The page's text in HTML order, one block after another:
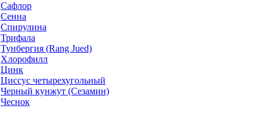
Сафлор
Сенна
Спирулина
Трифала
Тунбергия (Rang Jued)
Хлорофилл
Цинк
Циссус четырехугольный
Черный кунжут (Сезамин)
Чеснок